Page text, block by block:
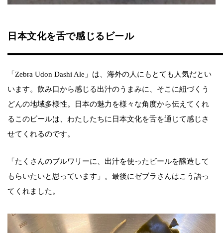
日本文化を舌で感じるビール
「Zebra Udon Dashi Ale」は、海外の人にもとても人気だとい
います。飲み口から感じる出汁のうまみに、そこに紐づくう
どんの地域多様性。日本の魅力を様々な角度から伝えてくれ
るこのビールは、わたしたちに日本文化を舌を通じて感じさ
せてくれるのです。
「たくさんのブルワリーに、出汁を使ったビールを醸造して
もらいたいと思っています」。最後にゼブラさんはこう語っ
てくれました。